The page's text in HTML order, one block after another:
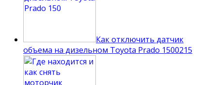
Как отключить датчик
объема на дизельном Toyota Prado 1500215